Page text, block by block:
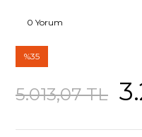
0 Yorum
%35
5.013,07 TL